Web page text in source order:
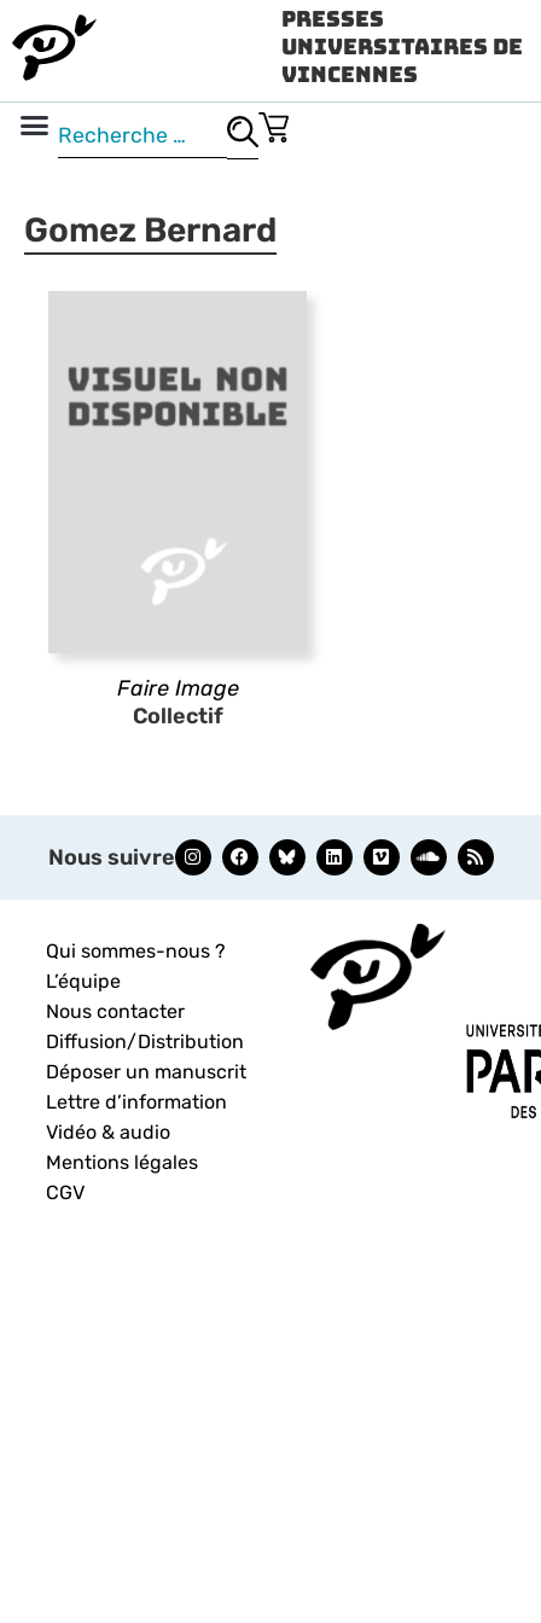
Presses
Universitaires de
Vincennes
Gomez Bernard
Faire Image
Collectif
Nous suivre
Qui sommes-nous ?
L’équipe
Nous contacter
Diffusion/Distribution
Déposer un manuscrit
Lettre d’information
Vidéo & audio
Mentions légales
CGV